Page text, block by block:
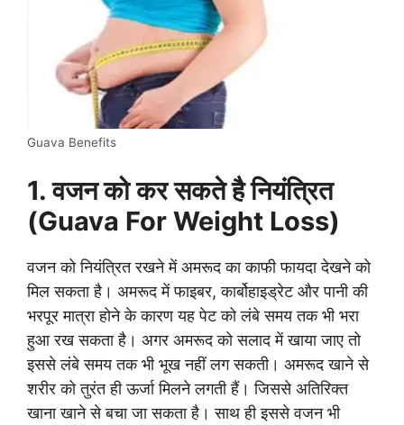
Guava Benefits
1. वजन को कर सकते है नियंत्रित
(Guava For Weight Loss)
वजन को नियंत्रित रखने में अमरूद का काफी फायदा देखने को
मिल सकता है। अमरूद में फाइबर, कार्बोहाइड्रेट और पानी की
भरपूर मात्रा होने के कारण यह पेट को लंबे समय तक भी भरा
हुआ रख सकता है। अगर अमरूद को सलाद में खाया जाए तो
इससे लंबे समय तक भी भूख नहीं लग सकती। अमरूद खाने से
शरीर को तुरंत ही ऊर्जा मिलने लगती हैं। जिससे अतिरिक्त
खाना खाने से बचा जा सकता है। साथ ही इससे वजन भी